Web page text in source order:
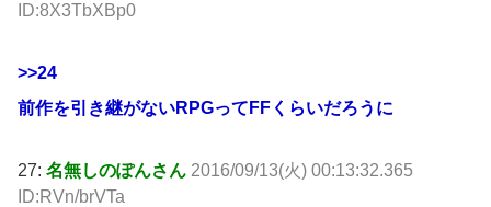
ID:8X3TbXBp0
>>24
前作を引き継がないRPGってFFくらいだろうに
27: 名無しのぽんさん 2016/09/13(火) 00:13:32.365
ID:RVn/brVTa